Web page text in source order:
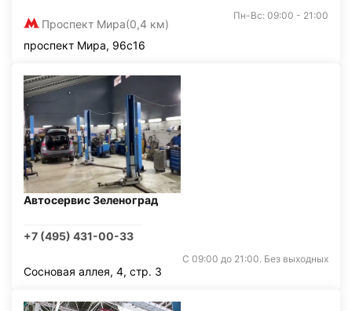
Проспект Мира(0,4 км)
Пн-Вс: 09:00 - 21:00
проспект Мира, 96с16
Автосервис Зеленоград
+7 (495) 431-00-33
С 09:00 до 21:00. Без выходных
Сосновая аллея, 4, стр. 3